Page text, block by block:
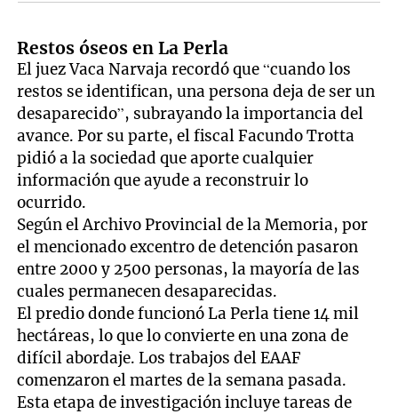
Restos óseos en La Perla
El juez Vaca Narvaja recordó que “cuando los
restos se identifican, una persona deja de ser un
desaparecido”, subrayando la importancia del
avance. Por su parte, el fiscal Facundo Trotta
pidió a la sociedad que aporte cualquier
información que ayude a reconstruir lo
ocurrido.
Según el Archivo Provincial de la Memoria, por
el mencionado excentro de detención pasaron
entre 2000 y 2500 personas, la mayoría de las
cuales permanecen desaparecidas.
El predio donde funcionó La Perla tiene 14 mil
hectáreas, lo que lo convierte en una zona de
difícil abordaje. Los trabajos del EAAF
comenzaron el martes de la semana pasada.
Esta etapa de investigación incluye tareas de